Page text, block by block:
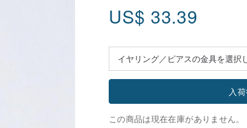
US$ 33.39
入
この商品は現在在庫がありません